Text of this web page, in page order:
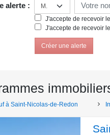
alerte :
J'accepte de recevoir
J'accepte de recevoir
Créer une alerte
à Saint-Nicolas-de-Redon